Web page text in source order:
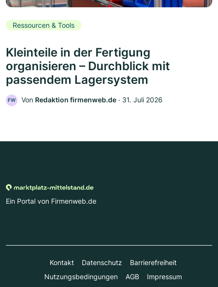
Ressourcen & Tools
Kleinteile in der Fertigung
organisieren – Durchblick mit
passendem Lagersystem
FW Von Redaktion firmenweb.de ‧ 31. Juli 2026
Ein Portal von Firmenweb.de
Kontakt Datenschutz
Barrierefreiheit
Nutzungsbedingungen
AGB Impressum